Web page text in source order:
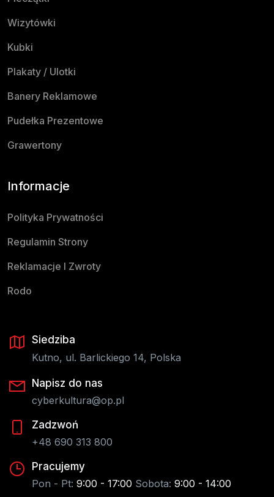
Wizytówki
Kubki
Plakaty / Ulotki
Banery Reklamowe
Pudełka Prezentowe
Grawertony
Informacje
Polityka Prywatności
Regulamin Strony
Reklamacje I Zwroty
Rodo
Siedziba
Kutno, ul. Barlickiego 14, Polska
Napisz do nas
cyberkultura@op.pl
Zadzwoń
+48 690 313 800
Pracujemy
Pon - Pt: 9:00 - 17:00 Sobota: 9:00 - 14:00